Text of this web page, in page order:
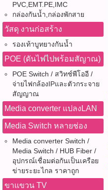
PVC,EMT.PE,IMC
กล่องกันน้ำ,กล่องพักสาย
วัสดุ งานก่อสร้าง
รองเท้าบูทยางกันน้ำ
POE (ดันไฟไปพร้อมสัญาณ)
POE Switch / สวิทช์พีโออี /
จ่ายไฟกล้องIPและตัวกระจาย
สัญญาณ
Media converter แปลงLAN
Media Switch หลายช่อง
Media converter Switch /
Media Switch / HUB Fiber /
อุปกรณ์เชื่อมต่อกันเป็นเครือย
ข่ายระยะไกล ราคาถูก
ขาแขวน TV